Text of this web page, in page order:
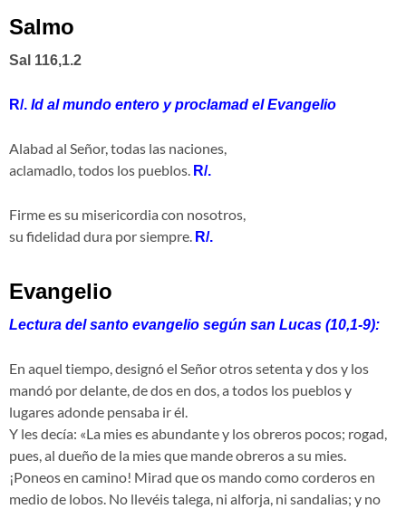
Salmo
Sal 116,1.2
R/. Id al mundo entero y proclamad el Evangelio
Alabad al Señor, todas las naciones,
aclamadlo, todos los pueblos. R/.
Firme es su misericordia con nosotros,
su fidelidad dura por siempre. R/.
Evangelio
Lectura del santo evangelio según san Lucas (10,1-9):
En aquel tiempo, designó el Señor otros setenta y dos y los
mandó por delante, de dos en dos, a todos los pueblos y
lugares adonde pensaba ir él.
Y les decía: «La mies es abundante y los obreros pocos; rogad,
pues, al dueño de la mies que mande obreros a su mies.
¡Poneos en camino! Mirad que os mando como corderos en
medio de lobos. No llevéis talega, ni alforja, ni sandalias; y no